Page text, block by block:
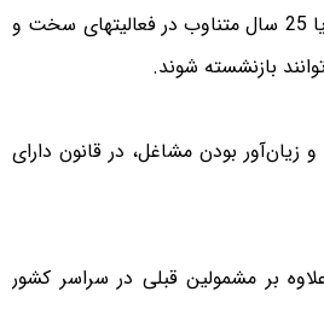
افرادی که 20 سال متوالی یا 25 سال متناوب در فعالیتهای سخت و
بازنشسته شوند.
بودن مشاغل، در قانون دارای
علاوه بر مشمولین قبلی در سراسر کشور